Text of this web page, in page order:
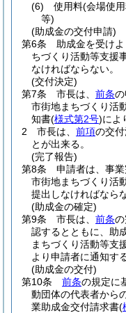
(6)
使用料(会場使
等)
(助成金の交付申請)
第6条
助成金を受け
ちづくり活動等支援
なければならない。
(交付決定)
第7条
市長は、 前条
市街地まちづくり活
知書(様式第2号)によ
2
市長は、 前項の交
とが出来る。
(完了報告)
第8条
申請者は、事
市街地まちづくり活
提出しなければなら
(助成金の確定)
第9条
市長は、 前条
認するとともに、助
まちづくり活動等支
より申請者に通知する
(助成金の交付)
第10条
前条の規定に
動団体の代表者から
業助成金交付請求書(